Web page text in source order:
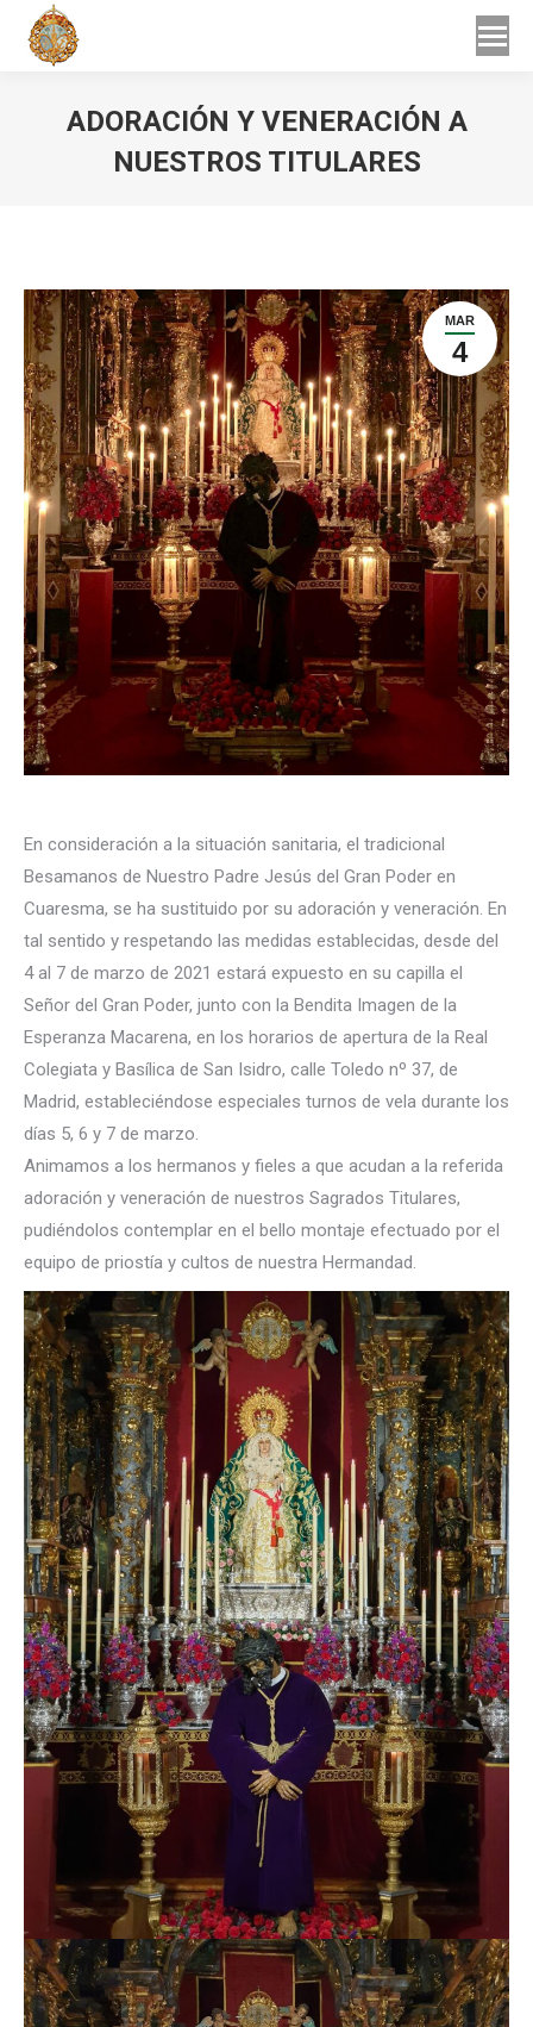
ADORACIÓN Y VENERACIÓN A
NUESTROS TITULARES
MAR
4
En consideración a la situación sanitaria, el tradicional
Besamanos de Nuestro Padre Jesús del Gran Poder en
Cuaresma, se ha sustituido por su adoración y veneración. En
tal sentido y respetando las medidas establecidas, desde del
4 al 7 de marzo de 2021 estará expuesto en su capilla el
Señor del Gran Poder, junto con la Bendita Imagen de la
Esperanza Macarena, en los horarios de apertura de la Real
Colegiata y Basílica de San Isidro, calle Toledo nº 37, de
Madrid, estableciéndose especiales turnos de vela durante los
días 5, 6 y 7 de marzo.
Animamos a los hermanos y fieles a que acudan a la referida
adoración y veneración de nuestros Sagrados Titulares,
pudiéndolos contemplar en el bello montaje efectuado por el
equipo de priostía y cultos de nuestra Hermandad.